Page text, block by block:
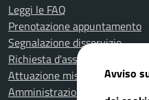
Leggi le FAQ
Prenotazione appuntamento
Segnalazione disservizio
Richiesta d'assistenza
Attuazione misure PNRR
Amministrazione trasparente
Avviso